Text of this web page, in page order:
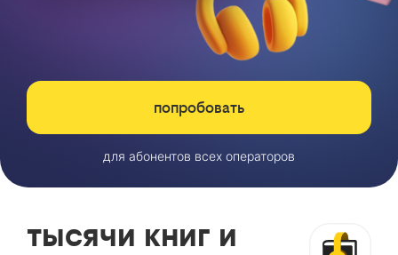
попробовать
для абонентов всех операторов
тысячи книг и